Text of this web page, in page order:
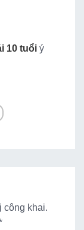
10 tuổiý
công khai.